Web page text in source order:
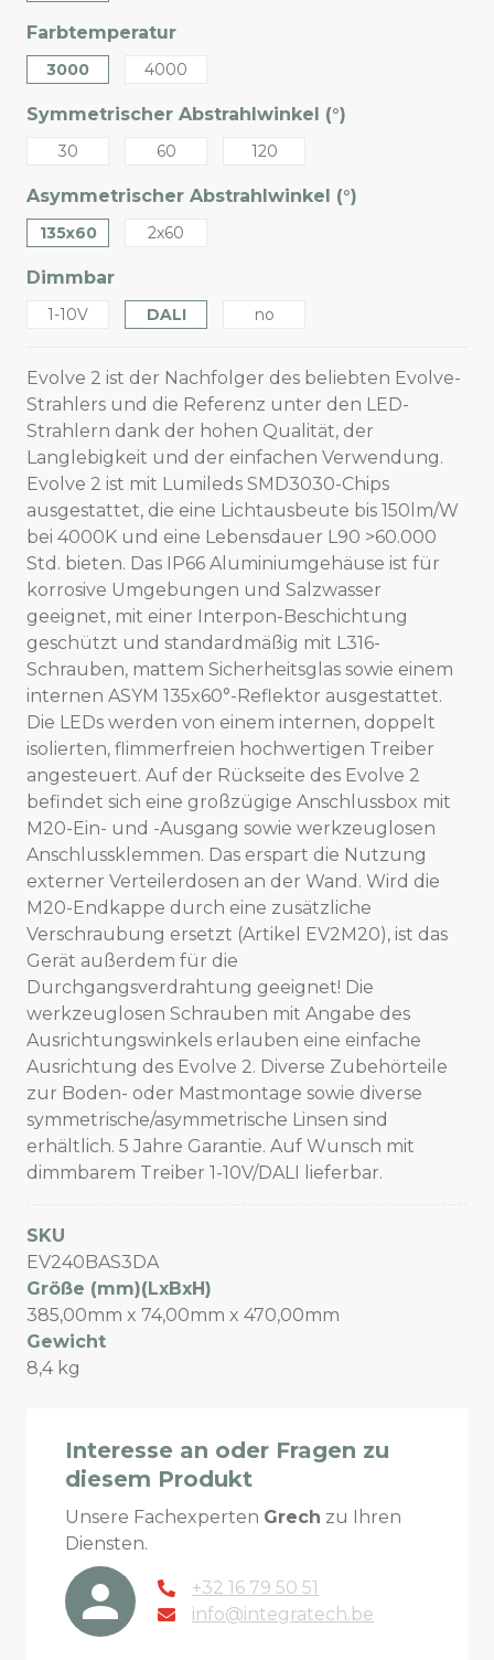
Farbtemperatur
3000 4000
Symmetrischer Abstrahlwinkel (°)
30 60 120
Asymmetrischer Abstrahlwinkel (°)
135x60 2x60
Dimmbar
1-10V DALI no
Evolve 2 ist der Nachfolger des beliebten Evolve-
Strahlers und die Referenz unter den LED-
Strahlern dank der hohen Qualität, der
Langlebigkeit und der einfachen Verwendung.
Evolve 2 ist mit Lumileds SMD3030-Chips
ausgestattet, die eine Lichtausbeute bis 150lm/W
bei 4000K und eine Lebensdauer L90 >60.000
Std. bieten. Das IP66 Aluminiumgehäuse ist für
korrosive Umgebungen und Salzwasser
geeignet, mit einer Interpon-Beschichtung
geschützt und standardmäßig mit L316-
Schrauben, mattem Sicherheitsglas sowie einem
internen ASYM 135x60°-Reflektor ausgestattet.
Die LEDs werden von einem internen, doppelt
isolierten, flimmerfreien hochwertigen Treiber
angesteuert. Auf der Rückseite des Evolve 2
befindet sich eine großzügige Anschlussbox mit
M20-Ein- und -Ausgang sowie werkzeuglosen
Anschlussklemmen. Das erspart die Nutzung
externer Verteilerdosen an der Wand. Wird die
M20-Endkappe durch eine zusätzliche
Verschraubung ersetzt (Artikel EV2M20), ist das
Gerät außerdem für die
Durchgangsverdrahtung geeignet! Die
werkzeuglosen Schrauben mit Angabe des
Ausrichtungswinkels erlauben eine einfache
Ausrichtung des Evolve 2. Diverse Zubehörteile
zur Boden- oder Mastmontage sowie diverse
symmetrische/asymmetrische Linsen sind
erhältlich. 5 Jahre Garantie. Auf Wunsch mit
dimmbarem Treiber 1-10V/DALI lieferbar.
SKU
EV240BAS3DA
Größe (mm)(LxBxH)
385,00mm x 74,00mm x 470,00mm
Gewicht
8,4 kg
Interesse an oder Fragen zu
diesem Produkt
Unsere Fachexperten Grech zu Ihren
Diensten.
+32 16 79 50 51
info@integratech.be